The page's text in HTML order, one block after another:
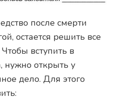
после смерти
остается решить все
вступить в
нужно открыть у
дело. Для этого